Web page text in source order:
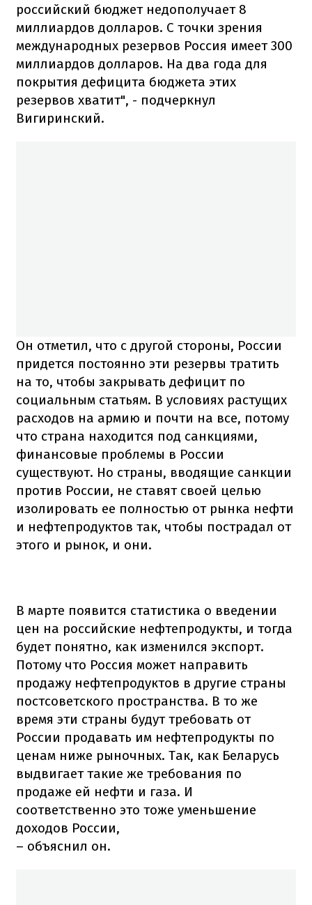
российский бюджет недополучает 8
миллиардов долларов. С точки зрения
международных резервов Россия имеет 300
миллиардов долларов. На два года для
покрытия дефицита бюджета этих
резервов хватит", - подчеркнул
Вигиринский.
Он отметил, что с другой стороны, России
придется постоянно эти резервы тратить
на то, чтобы закрывать дефицит по
социальным статьям. В условиях растущих
расходов на армию и почти на все, потому
что страна находится под санкциями,
финансовые проблемы в России
существуют. Но страны, вводящие санкции
против России, не ставят своей целью
изолировать ее полностью от рынка нефти
и нефтепродуктов так, чтобы пострадал от
этого и рынок, и они.
В марте появится статистика о введении
цен на российские нефтепродукты, и тогда
будет понятно, как изменился экспорт.
Потому что Россия может направить
продажу нефтепродуктов в другие страны
постсоветского пространства. В то же
время эти страны будут требовать от
России продавать им нефтепродукты по
ценам ниже рыночных. Так, как Беларусь
выдвигает такие же требования по
продаже ей нефти и газа. И
соответственно это тоже уменьшение
доходов России,
– объяснил он.